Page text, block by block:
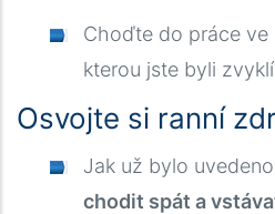
Choďte do práce ve
kterou jste byli
Osvojte si ranní
Jak už bylo
chodit spát a